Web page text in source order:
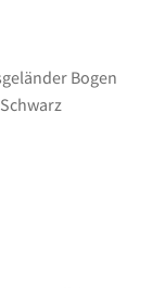
Bogen